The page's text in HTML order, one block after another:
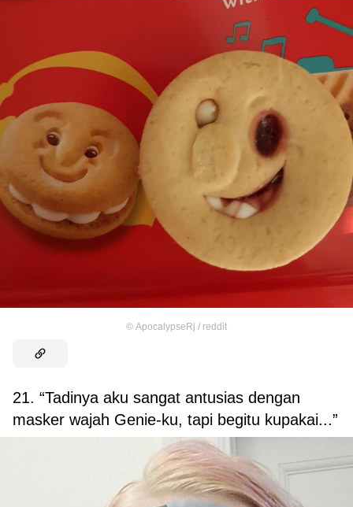
© ApocalypseRj / reddit
21. “Tadinya aku sangat antusias dengan
masker wajah Genie-ku, tapi begitu kupakai...”